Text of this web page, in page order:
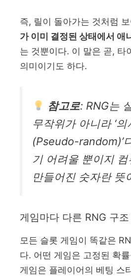
즉, 릴이 돌아가는 것처럼
가 이미 결정된 상태에서 애
는 것뿐이다. 이 말은 곧, 타
의미이기도 하다.
참고로: RNG는
무작위가 아니라 ‘
(Pseudo-random)’
기 어려울 뿐이지
만들어진 숫자란 뜻
게임마다 다른 RNG 구조
모든 슬롯 게임이 똑같은
다. 어떤 게임은 고정된 확
게임은 플레이어의 베팅 스